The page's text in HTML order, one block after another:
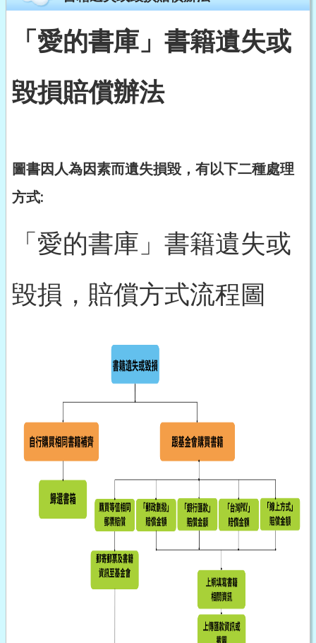
「愛的書庫」書籍遺失或
毀損賠償辦法
圖書因人為因素而遺失損毀，有以下二種處理
方式:
「愛的書庫」書籍遺失或
毀損，賠償方式流程圖